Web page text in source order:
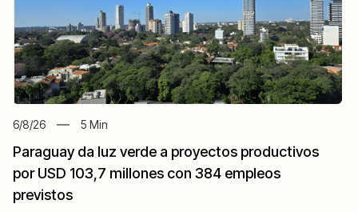
6/8/26 5 Min
Paraguay da luz verde a proyectos productivos
por USD 103,7 millones con 384 empleos
previstos